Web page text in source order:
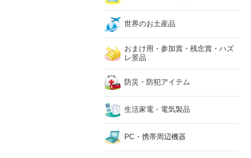
世界のお土産品
おまけ用・参加賞・残念賞・ハズ
レ景品
防災・防犯アイテム
生活家電・電気製品
PC・携帯周辺機器